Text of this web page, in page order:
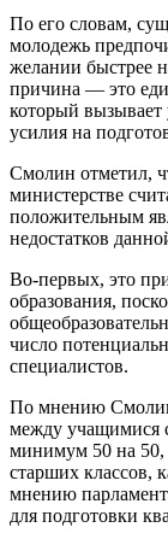
По его словам,
молодежь
желании быстрее
причина — это
который вызывает
усилия на
Смолин отметил,
министерстве
положительным
недостатков
Во-первых, это
образования,
число
специалистов.
По мнению
между учащимися
минимум 50 на 50,
старших классов,
мнению
для подготовки